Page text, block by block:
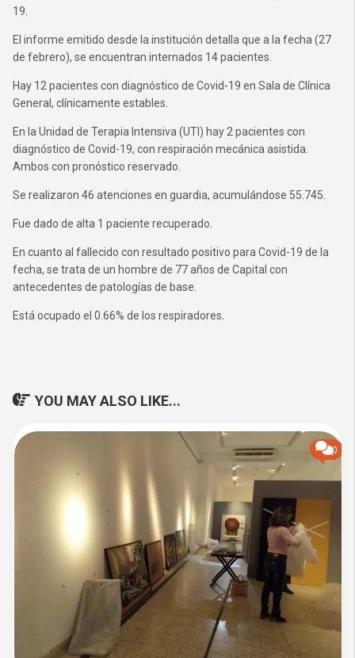
19.
El informe emitido desde la institución detalla que a la fecha (27
de febrero), se encuentran internados 14 pacientes.
Hay 12 pacientes con diagnóstico de Covid-19 en Sala de Clínica
General, clínicamente estables.
En la Unidad de Terapia Intensiva (UTI) hay 2 pacientes con
diagnóstico de Covid-19, con respiración mecánica asistida.
Ambos con pronóstico reservado.
Se realizaron 46 atenciones en guardia, acumulándose 55.745.
Fue dado de alta 1 paciente recuperado.
En cuanto al fallecido con resultado positivo para Covid-19 de la
fecha, se trata de un hombre de 77 años de Capital con
antecedentes de patologías de base.
Está ocupado el 0.66% de los respiradores.
YOU MAY ALSO LIKE...
0